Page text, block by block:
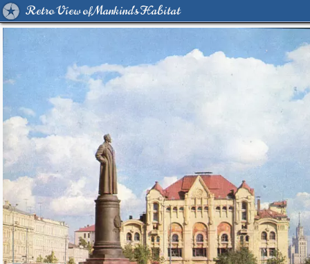
Retro View of Mankind's Habitat